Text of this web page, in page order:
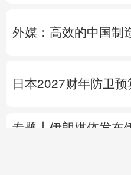
外媒：高效的中国制
日本2027财年防卫
专题丨 伊朗媒体发布